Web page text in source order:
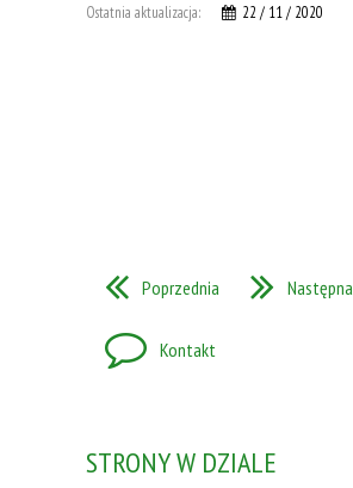
Ostatnia aktualizacja:
22 / 11 / 2020
Poprzednia Następna
Kontakt
STRONY W DZIALE